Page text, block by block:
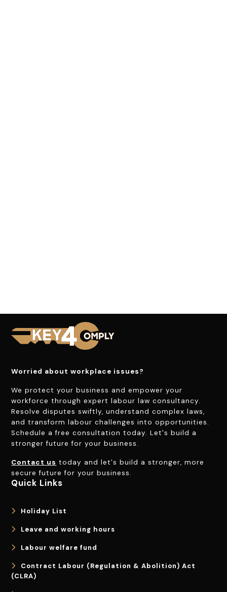
Worried about workplace issues?
We protect your business and empower your
workforce through expert labour law consultancy.
Resolve disputes swiftly, understand complex laws,
and transform labour challenges into opportunities.
Schedule a free consultation today. Let's build a
stronger future for your business.
Contact us today and let's build a stronger, more
secure future for your business.
Quick Links
Holiday List
Leave and working hours
Labour welfare fund
Contract Labour (Regulation & Abolition) Act
(CLRA)